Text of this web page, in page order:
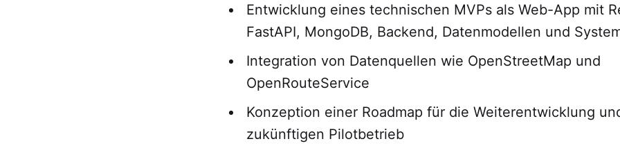
Entwicklung eines technischen MVPs als Web-App mit
FastAPI, MongoDB, Backend, Datenmodellen und
Integration von Datenquellen wie OpenStreetMap und
OpenRouteService
Konzeption einer Roadmap für die Weiterentwicklung
zukünftigen Pilotbetrieb